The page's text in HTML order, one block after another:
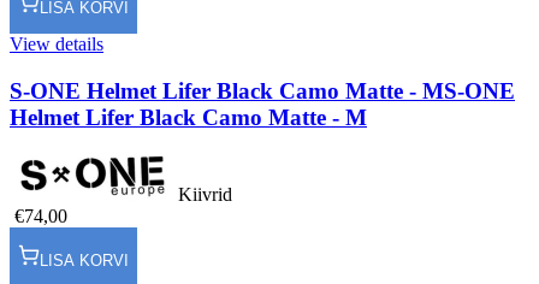
LISA KORVI
View details
S-ONE Helmet Lifer Black Camo Matte - MS-ONE
Helmet Lifer Black Camo Matte - M
Kiivrid
€74,00
LISA KORVI